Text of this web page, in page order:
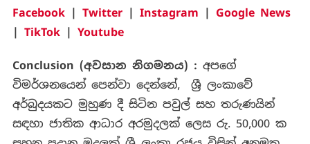
Facebook| Twitter| Instagram |
Google News
| TikTok | Youtube
Conclusion (අවසාන නිගමනය) : අපගේ
විමර්ශනයෙන් පෙන්වා දෙන්නේ, ශ්‍රී ලංකාවේ
අර්බුදයකට මුහුණ දී සිටින පවුල් සහ තරුණයින්
සඳහා ජාතික ආධාර අරමුදලක් ලෙස රු. 50,000 ක